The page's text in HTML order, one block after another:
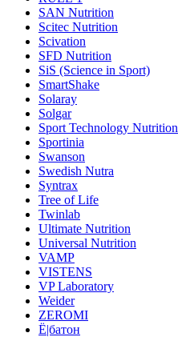
SAN Nutrition
Scitec Nutrition
Scivation
SFD Nutrition
SiS (Science in Sport)
SmartShake
Solaray
Solgar
Sport Technology Nutrition
Sportinia
Swanson
Swedish Nutra
Syntrax
Tree of Life
Twinlab
Ultimate Nutrition
Universal Nutrition
VAMP
VISTENS
VP Laboratory
Weider
ZEROMI
Ё|батон